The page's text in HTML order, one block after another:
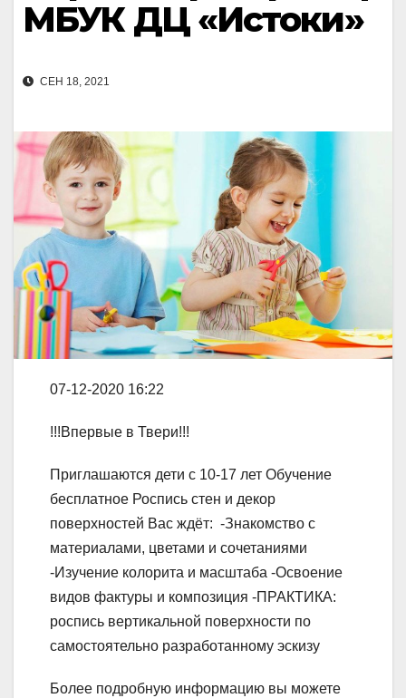
МБУК ДЦ «Истоки»
СЕН 18, 2021
07-12-2020 16:22
!!!Впервые в Твери!!!
Приглашаются дети с 10-17 лет Обучение
бесплатное Роспись стен и декор
поверхностей Вас ждёт: -Знакомство с
материалами, цветами и сочетаниями
-Изучение колорита и масштаба -Освоение
видов фактуры и композиция -ПРАКТИКА:
роспись вертикальной поверхности по
самостоятельно разработанному эскизу
Более подробную информацию вы можете